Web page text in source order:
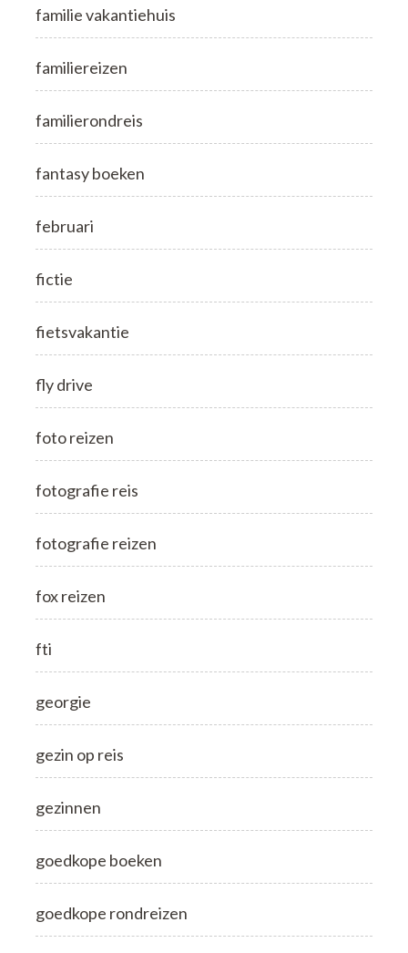
familie vakantiehuis
familiereizen
familierondreis
fantasy boeken
februari
fictie
fietsvakantie
fly drive
foto reizen
fotografie reis
fotografie reizen
fox reizen
fti
georgie
gezin op reis
gezinnen
goedkope boeken
goedkope rondreizen